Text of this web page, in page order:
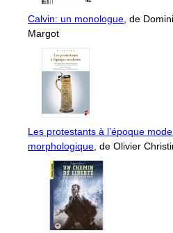
Calvin: un monologue , de
Margot
Les protestants à l’époque
morphologique , de Olivier